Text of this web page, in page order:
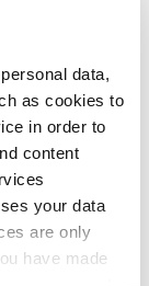
data,
as cookies to
in order to
content
your data
are only
have made
de
Culoarea
de
cu
are o